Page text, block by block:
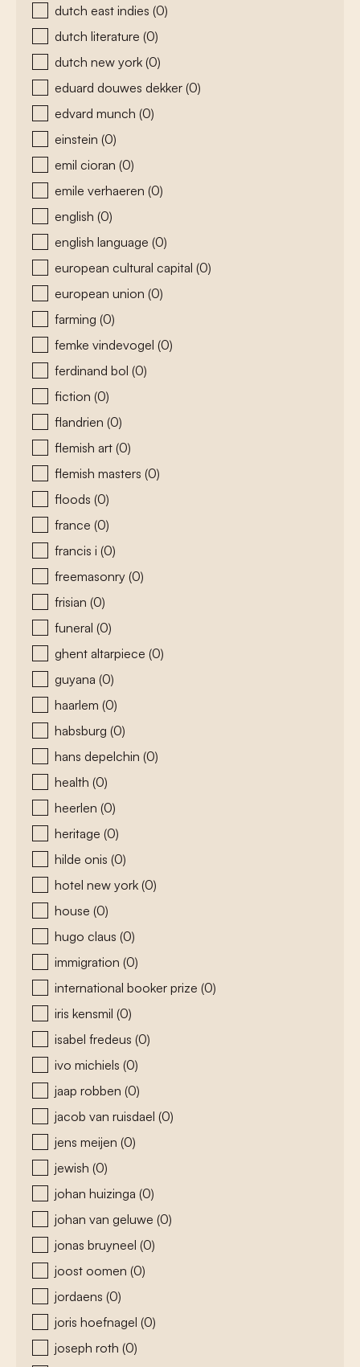
dutch east indies (0)
dutch literature (0)
dutch new york (0)
eduard douwes dekker (0)
edvard munch (0)
einstein (0)
emil cioran (0)
emile verhaeren (0)
english (0)
english language (0)
european cultural capital (0)
european union (0)
farming (0)
femke vindevogel (0)
ferdinand bol (0)
fiction (0)
flandrien (0)
flemish art (0)
flemish masters (0)
floods (0)
france (0)
francis i (0)
freemasonry (0)
frisian (0)
funeral (0)
ghent altarpiece (0)
guyana (0)
haarlem (0)
habsburg (0)
hans depelchin (0)
health (0)
heerlen (0)
heritage (0)
hilde onis (0)
hotel new york (0)
house (0)
hugo claus (0)
immigration (0)
international booker prize (0)
iris kensmil (0)
isabel fredeus (0)
ivo michiels (0)
jaap robben (0)
jacob van ruisdael (0)
jens meijen (0)
jewish (0)
johan huizinga (0)
johan van geluwe (0)
jonas bruyneel (0)
joost oomen (0)
jordaens (0)
joris hoefnagel (0)
joseph roth (0)